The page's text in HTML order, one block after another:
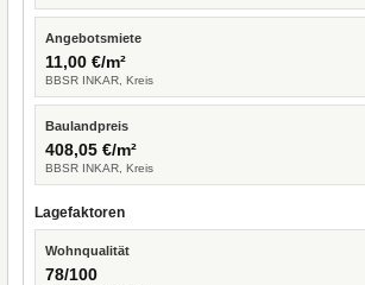
Angebotsmiete
11,00 €/m²
BBSR INKAR, Kreis
Baulandpreis
408,05 €/m²
BBSR INKAR, Kreis
Lagefaktoren
Wohnqualität
78/100